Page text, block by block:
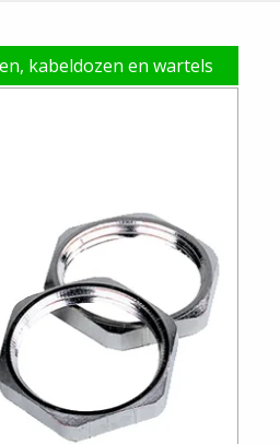
kabeldozen en wartels